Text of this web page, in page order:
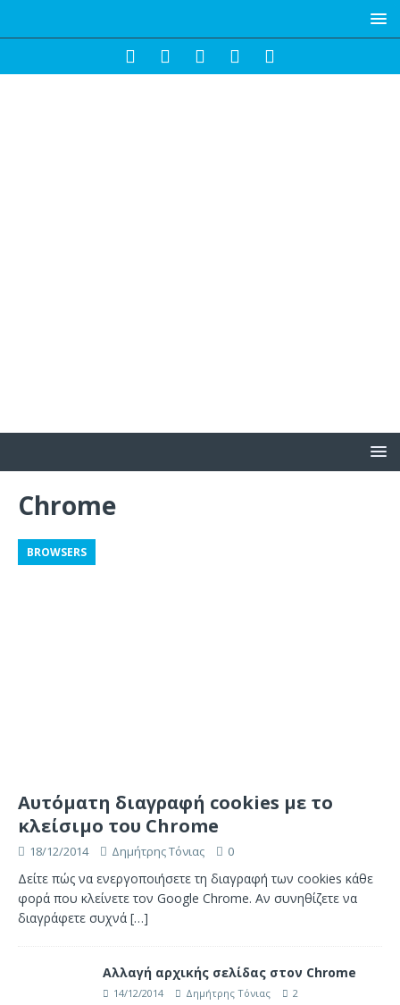
Chrome
BROWSERS
Αυτόματη διαγραφή cookies με το
κλείσιμο του Chrome
18/12/2014 Δημήτρης Τόνιας 0
Δείτε πώς να ενεργοποιήσετε τη διαγραφή των cookies κάθε
φορά που κλείνετε τον Google Chrome. Αν συνηθίζετε να
διαγράφετε συχνά […]
Αλλαγή αρχικής σελίδας στον Chrome
14/12/2014 Δημήτρης Τόνιας 2